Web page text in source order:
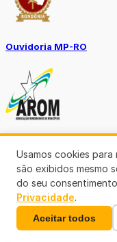
Ouvidoria MP-RO
Usamos cookies para
são exibidos mesmo
do seu
Privacidade.
Aceitar todos